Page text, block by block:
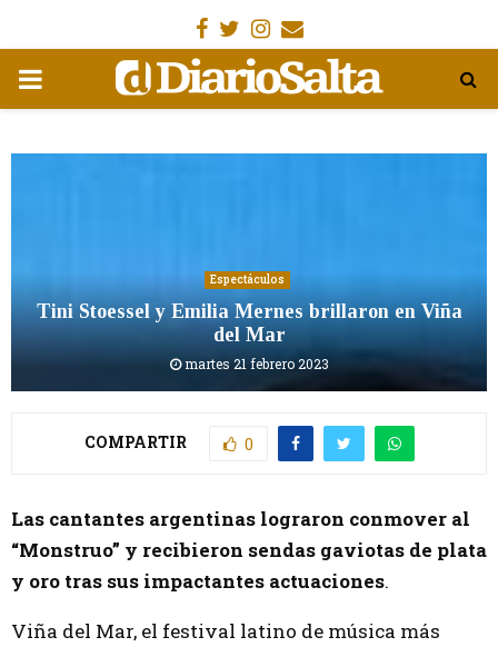
Facebook
Gorjeo
Instagram
Email
MENÚ
Espectáculos
Tini Stoessel y Emilia Mernes brillaron en Viña
del Mar
martes 21 febrero 2023
COMPARTIR 0
Las cantantes argentinas lograron conmover al
“Monstruo” y recibieron sendas gaviotas de plata
y oro tras sus impactantes actuaciones.
Viña del Mar, el festival latino de música más